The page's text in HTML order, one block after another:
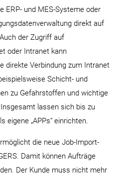
ERP- und MES-Systeme oder
direkt auf
der Zugriff auf
oder Intranet kann
direkte Verbindung zum Intranet
Schicht- und
zu Gefahrstoffen und wichtige
lassen sich bis zu
eigene „APPs“ einrichten.
die neue Job-Import-
Damit können Aufträge
Der Kunde muss nicht mehr